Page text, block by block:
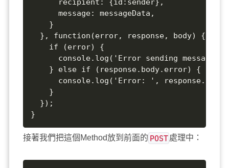
      message: messageData,
    }
  }, function(error, response, body) {
    if (error) {
console.log('Error sending message:
    } else if (response.body.error) {
console.log('Error: ',
    }
  });
}
接著我們把這個Method放到前面的 POST 處理中：